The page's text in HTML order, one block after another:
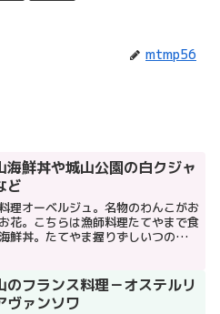
mtmp56
海鮮丼や城山公園の白クジャ
ど
理オーベルジュ。名物のわんこがお
花。こちらは漁師料理たてやまで食
丼。たてやま握りずしいつの間に
のフランス料理－オステルリ
ヴァンソワ